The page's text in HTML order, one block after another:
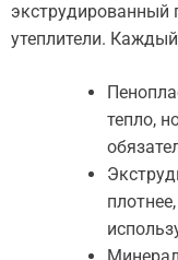
экструдированный
утеплители.
тепло,